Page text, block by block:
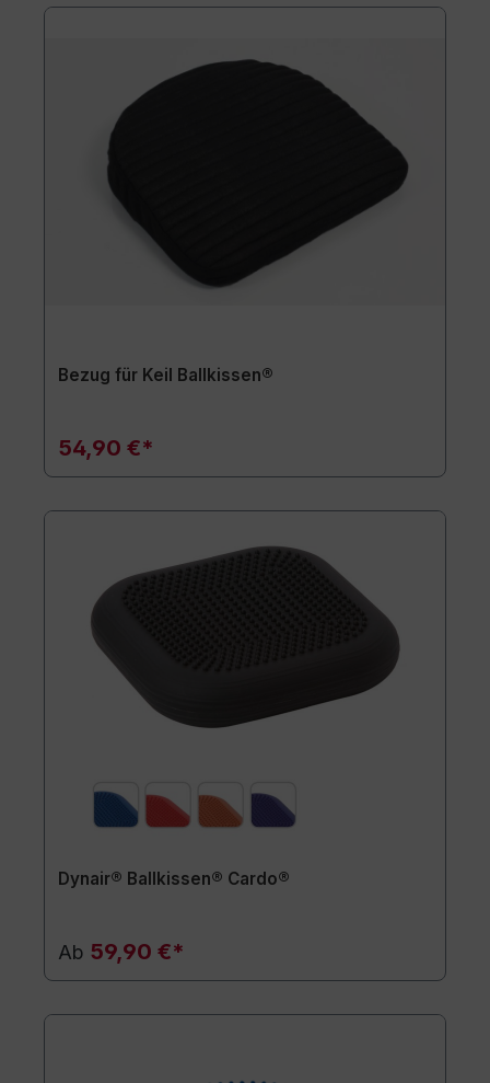
Bezug für Keil Ballkissen®
54,90 €*
Dynair® Ballkissen® Cardo®
Ab 59,90 €*